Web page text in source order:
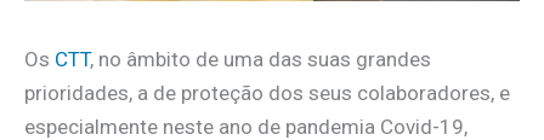
Os CTT, no âmbito de uma das suas grandes
prioridades, a de proteção dos seus colaboradores, e
especialmente neste ano de pandemia Covid-19,